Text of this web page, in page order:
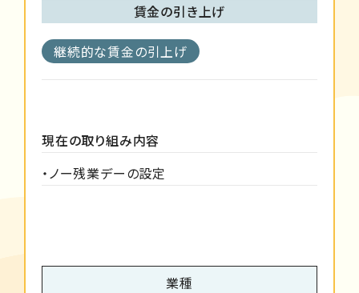
賃金の引き上げ
継続的な賃金の引上げ
現在の取り組み内容
・ノー残業デーの設定
業種